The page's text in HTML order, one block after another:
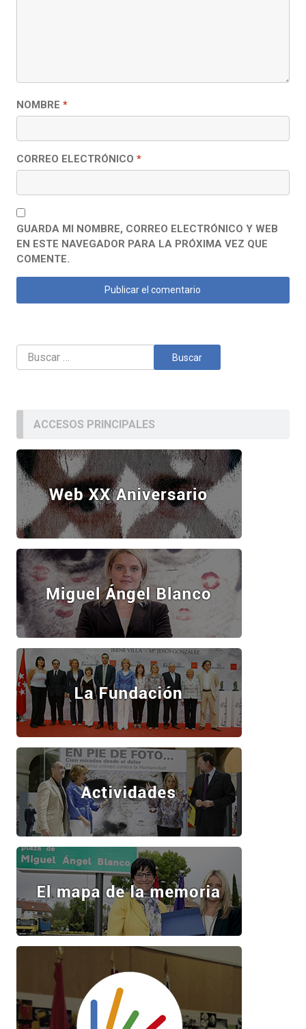
NOMBRE *
CORREO ELECTRÓNICO *
GUARDA MI NOMBRE, CORREO ELECTRÓNICO Y WEB
EN ESTE NAVEGADOR PARA LA PRÓXIMA VEZ QUE
COMENTE.
Buscar:
ACCESOS PRINCIPALES